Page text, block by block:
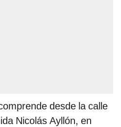
desde la calle
Nicolás Ayllón, en